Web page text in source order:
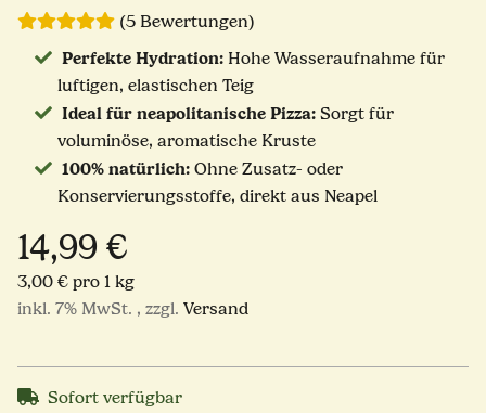
(5 Bewertungen)
Perfekte Hydration:Hohe Wasseraufnahme für
luftigen, elastischen Teig
Ideal für neapolitanische Pizza:Sorgt für
voluminöse, aromatische Kruste
100% natürlich:Ohne Zusatz- oder
Konservierungsstoffe, direkt aus Neapel
14,99 €
3,00 € pro 1 kg
inkl. 7% MwSt. , zzgl. Versand
Sofort verfügbar